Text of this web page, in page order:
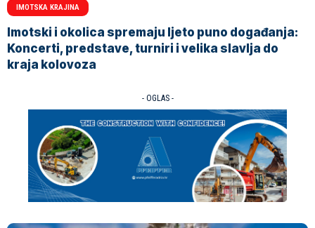
IMOTSKA KRAJINA
Imotski i okolica spremaju ljeto puno događanja:
Koncerti, predstave, turniri i velika slavlja do
kraja kolovoza
- OGLAS -